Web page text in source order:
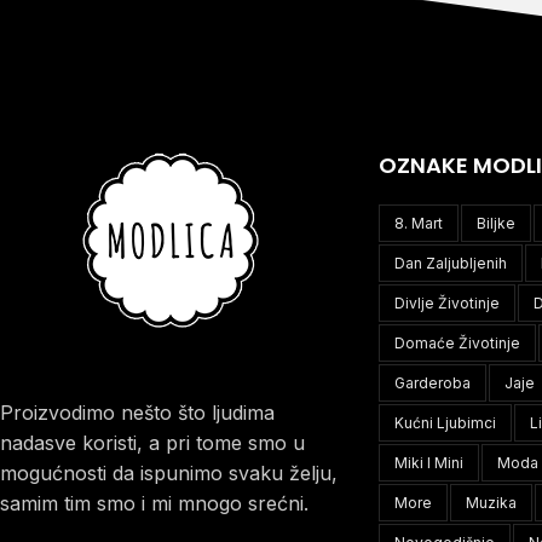
Proizvodimo nešto što ljudima
nadasve koristi, a pri tome smo u
mogućnosti da ispunimo svaku želju,
samim tim smo i mi mnogo srećni.
OZNAKE
8. Mart Biljke
Dan Zaljubljenih
Divlje Životinje
Domaće Životinje
Garderoba Jaje
Kućni Ljubimci
Miki I Mini Moda
More Muzika